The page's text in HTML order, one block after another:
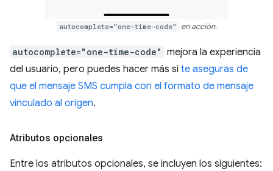
autocomplete="one-time-code" en acción.
autocomplete="one-time-code" mejora la experiencia
del usuario, pero puedes hacer más si te aseguras de
que el mensaje SMS cumpla con el formato de mensaje
vinculado al origen.
Atributos opcionales
Entre los atributos opcionales, se incluyen los siguientes: